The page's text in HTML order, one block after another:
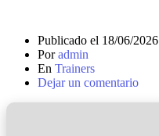
Publicado el 18/06/2026
Poradmin
En Trainers
Dejar un comentario